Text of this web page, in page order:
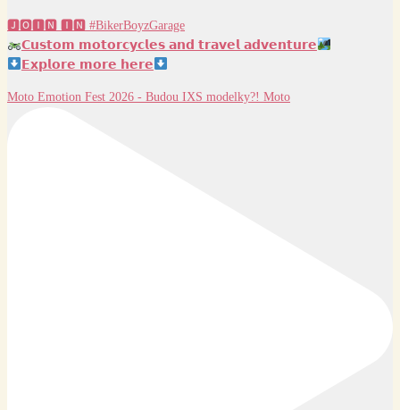
🅹🅾🅸🅽 🅸🅽 #BikerBoyzGarage
𝗖𝘂𝘀𝘁𝗼𝗺 𝗺𝗼𝘁𝗼𝗿𝗰𝘆𝗰𝗹𝗲𝘀 𝗮𝗻𝗱 𝘁𝗿𝗮𝘃𝗲𝗹 𝗮𝗱𝘃𝗲𝗻𝘁𝘂𝗿𝗲
𝗘𝘅𝗽𝗹𝗼𝗿𝗲 𝗺𝗼𝗿𝗲 𝗵𝗲𝗿𝗲
Moto Emotion Fest 2026 - Budou IXS modelky?! Moto